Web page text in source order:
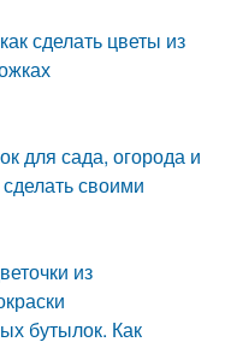
сделать цветы из
для сада, огорода и
своими
из
бутылок. Как